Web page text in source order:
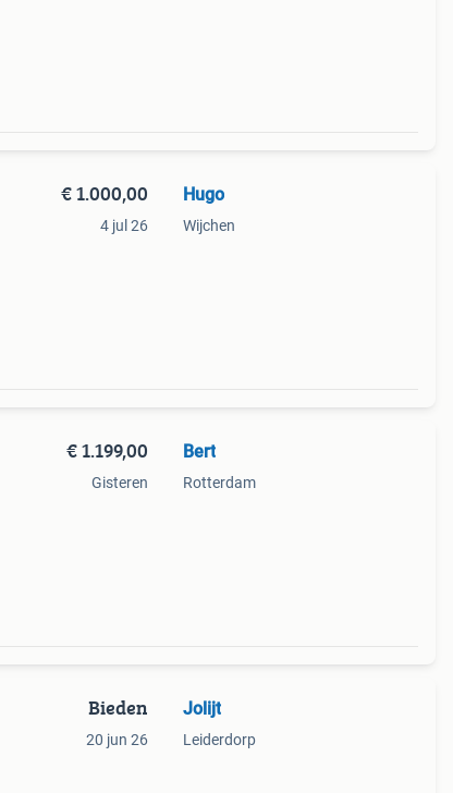
€ 1.000,00
4 jul 26
Hugo
Wijchen
€ 1.199,00
Gisteren
Bert
Rotterdam
Bieden
20 jun 26
Jolijt
Leiderdorp